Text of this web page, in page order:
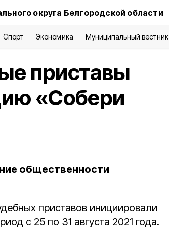
округа Белгородской области
Спорт Экономика Муниципальный вестник
приставы
«Собери
общественности
приставов инициировали
с 25 по 31 августа 2021 года.